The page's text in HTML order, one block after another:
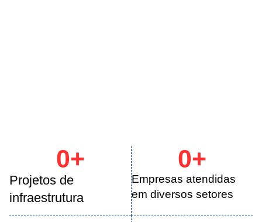
Projetos de
infraestrutura
0+
Empresas atendidas
em diversos setores
0+